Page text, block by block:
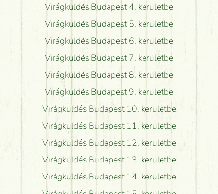
Virágküldés Budapest 4. kerületbe
Virágküldés Budapest 5. kerületbe
Virágküldés Budapest 6. kerületbe
Virágküldés Budapest 7. kerületbe
Virágküldés Budapest 8. kerületbe
Virágküldés Budapest 9. kerületbe
Virágküldés Budapest 10. kerületbe
Virágküldés Budapest 11. kerületbe
Virágküldés Budapest 12. kerületbe
Virágküldés Budapest 13. kerületbe
Virágküldés Budapest 14. kerületbe